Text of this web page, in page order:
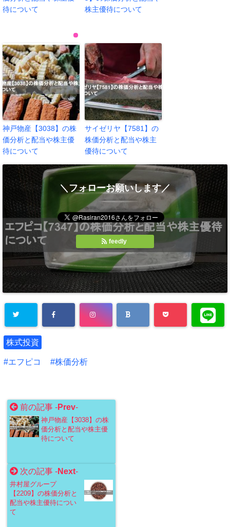
待について
株主優待について
神戸物産【3038】の株
価分析と配当や株主優
待について
サイゼリヤ【7581】の
株価分析と配当や株主
優待について
＼フォローお願いします／
feedly
株式投資
エフピコ 株価分析
前の記事 -Prev-
神戸物産【3038】の株
価分析と配当や株主優
待について
次の記事 -Next-
井村屋グループ
【2209】の株価分析と
配当や株主優待につい
て